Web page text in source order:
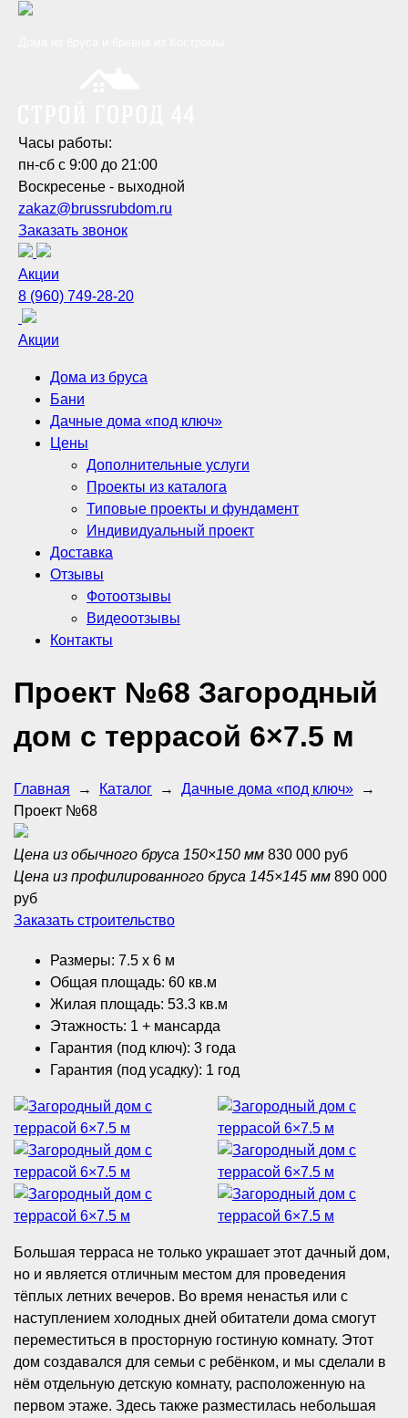
Часы работы:
пн-сб с 9:00 до 21:00
Воскресенье - выходной
zakaz@brussrubdom.ru
Заказать звонок
Акции
8 (960) 749-28-20
Акции
Дома из бруса
Бани
Дачные дома «под ключ»
Цены
Дополнительные услуги
Проекты из каталога
Типовые проекты и фундамент
Индивидуальный проект
Доставка
Отзывы
Фотоотзывы
Видеоотзывы
Контакты
Проект №68 Загородный
дом с террасой 6×7.5 м
Главная → Каталог → Дачные дома «под ключ» →
Проект №68
Цена из обычного бруса 150×150 мм 830 000 руб
Цена из профилированного бруса 145×145 мм 890 000
руб
Заказать строительство
Размеры: 7.5 x 6 м
Общая площадь: 60 кв.м
Жилая площадь: 53.3 кв.м
Этажность: 1 + мансарда
Гарантия (под ключ): 3 года
Гарантия (под усадку): 1 год
Большая терраса не только украшает этот дачный дом,
но и является отличным местом для проведения
тёплых летних вечеров. Во время ненастья или с
наступлением холодных дней обитатели дома смогут
переместиться в просторную гостиную комнату. Этот
дом создавался для семьи с ребёнком, и мы сделали в
нём отдельную детскую комнату, расположенную на
первом этаже. Здесь также разместилась небольшая